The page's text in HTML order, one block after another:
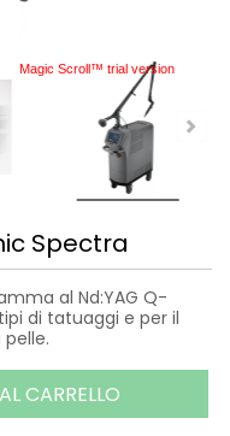
Magic Scroll™ trial version
Spectra
al Nd:YAG Q-
di tatuaggi e per il
CARRELLO